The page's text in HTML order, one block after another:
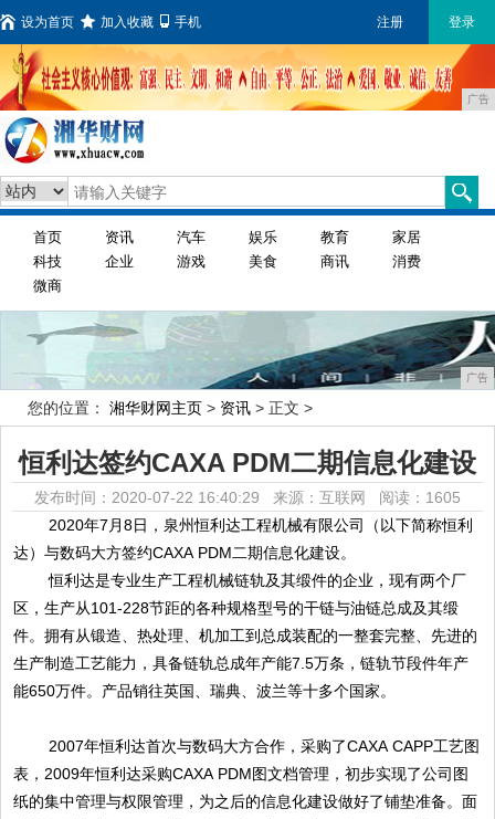
设为首页 加入收藏 手机 注册 登录
广告
首页 资讯 汽车 娱乐 教育
家居
科技
企业 游戏 美食 商讯
消费
微商
广告
您的位置： 湘华财网主页 > 资讯 > 正文 >
恒利达签约CAXA PDM二期信息化建设
发布时间：2020-07-22 16:40:29 来源：互联网 阅读：1605
2020年7月8日，泉州恒利达工程机械有限公司（以下简称恒利
达）与数码大方签约CAXA PDM二期信息化建设。
恒利达是专业生产工程机械链轨及其缎件的企业，现有两个厂
区，生产从101-228节距的各种规格型号的干链与油链总成及其缎
件。拥有从锻造、热处理、机加工到总成装配的一整套完整、先进的
生产制造工艺能力，具备链轨总成年产能7.5万条，链轨节段件年产
能650万件。产品销往英国、瑞典、波兰等十多个国家。
2007年恒利达首次与数码大方合作，采购了CAXA CAPP工艺图
表， 2009年恒利达采购CAXA PDM图文档管理，初步实现了公司图
纸的集中管理与权限管理，为之后的信息化建设做好了铺垫准备。面